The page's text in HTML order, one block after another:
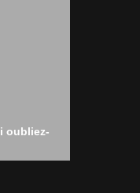
oubliez-